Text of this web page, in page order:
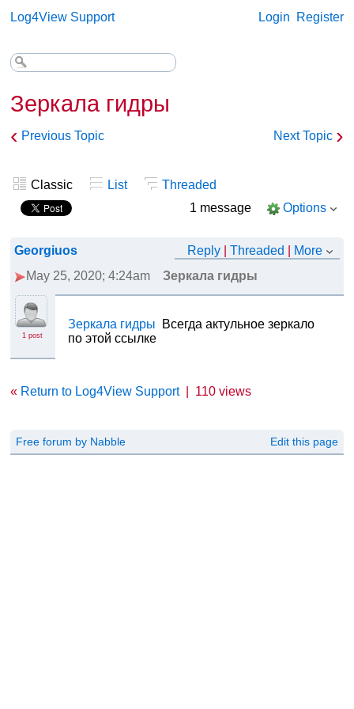
Log4View Support Login Register
Зеркала гидры
‹ Previous Topic Next Topic ›
Classic List
Threaded
1 message
Options
Georgiuos Reply |Threaded
More
May 25, 2020; 4:24am
Зеркала гидры
1 post
Зеркала гидры
Всегда актульное зеркало
по этой ссылке
« Return to Log4View Support| 110 views
Free forum by Nabble Edit this page